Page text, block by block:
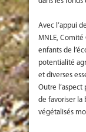
Avec l’appui
MNLE, Comité
enfants de
potentialité
et diverses
Outre l’aspect
de favoriser la
végétalisés